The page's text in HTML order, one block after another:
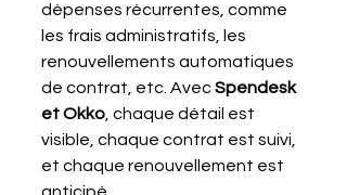
dépenses récurrentes, comme
les frais administratifs, les
renouvellements automatiques
de contrat, etc. Avec Spendesk
et Okko , chaque détail est
visible, chaque contrat est suivi,
et chaque renouvellement est